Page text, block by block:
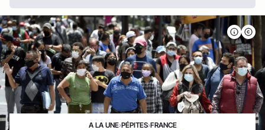
A LA UNE›PÉPITES›FRANCE